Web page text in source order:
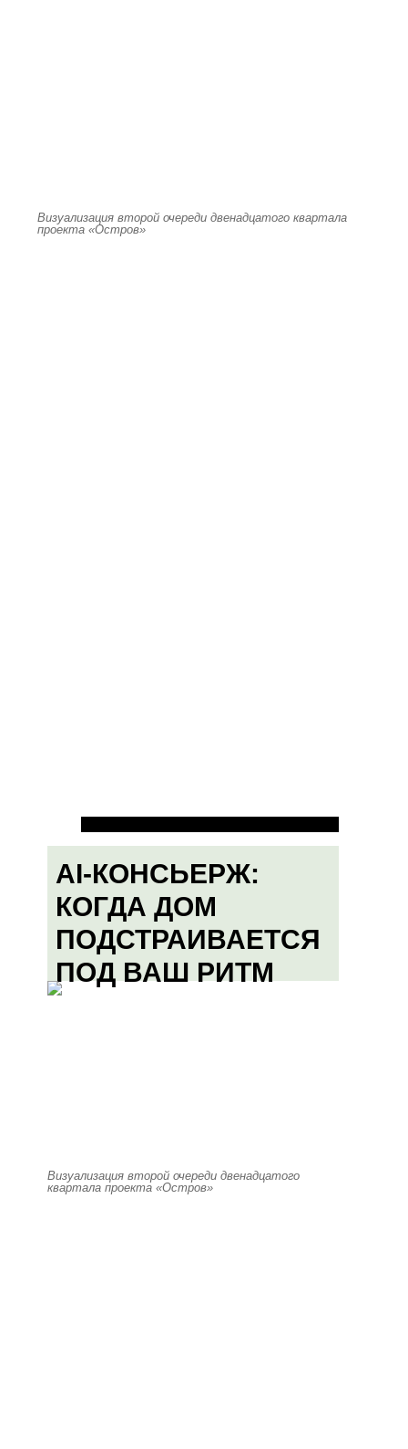
Визуализация второй очереди двенадцатого квартала
проекта «Остров»
AI-КОНСЬЕРЖ:
КОГДА ДОМ
ПОДСТРАИВАЕТСЯ
ПОД ВАШ РИТМ
Визуализация второй очереди двенадцатого
квартала проекта «Остров»